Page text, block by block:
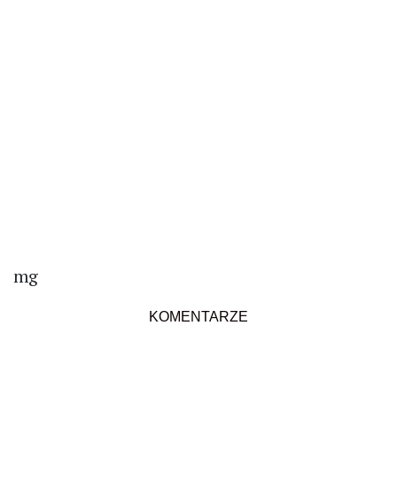
mg
KOMENTARZE